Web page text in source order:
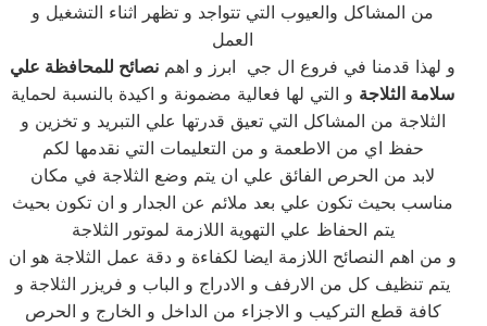
من المشاكل والعيوب التي تتواجد و تظهر اثناء التشغيل و
العمل
و لهذا قدمنا في فروع ال جي ابرز و اهم نصائح للمحافظة علي
سلامة الثلاجة و التي لها فعالية مضمونة و اكيدة بالنسبة لحماية
الثلاجة من المشاكل التي تعيق قدرتها علي التبريد و تخزين و
حفظ اي من الاطعمة و من التعليمات التي نقدمها لكم
لابد من الحرص الفائق علي ان يتم وضع الثلاجة في مكان
مناسب بحيث تكون علي بعد ملائم عن الجدار و ان تكون بحيث
يتم الحفاظ علي التهوية اللازمة لموتور الثلاجة
و من اهم النصائح اللازمة ايضا لكفاءة و دقة عمل الثلاجة هو ان
يتم تنظيف كل من الارفف و الادراج و الباب و فريزر الثلاجة و
كافة قطع التركيب و الاجزاء من الداخل و الخارج و الحرص